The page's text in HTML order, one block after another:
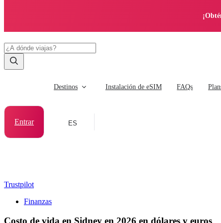
Destinos Instalación de eSIM FAQs
Entrar ES
Trustpilot
Finanzas
Costo de vida en Sidney en 2026 en dólares y euros